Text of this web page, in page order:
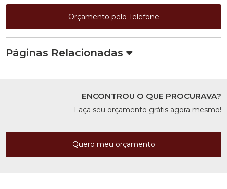
Orçamento pelo Telefone
Páginas Relacionadas
ENCONTROU O QUE PROCURAVA?
Faça seu orçamento grátis agora mesmo!
Quero meu orçamento